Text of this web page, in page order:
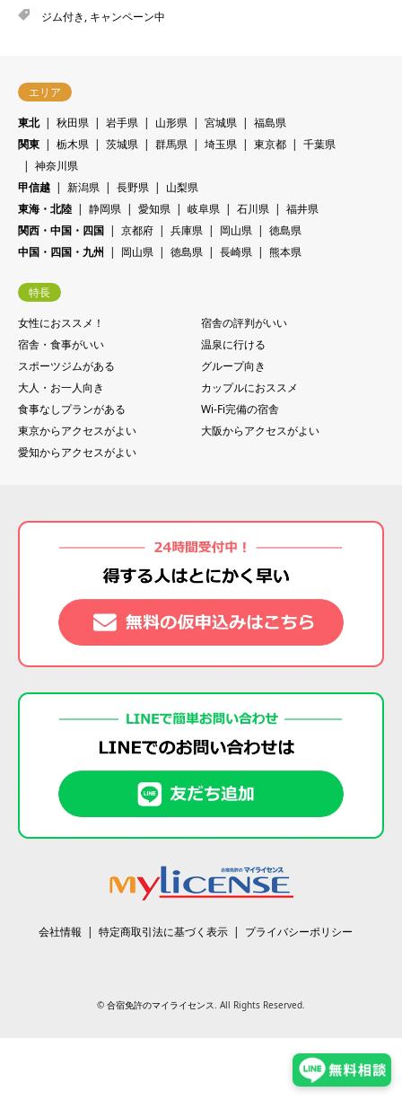
ジム付き, キャンペーン中
エリア
東北
秋田県 岩手県 山形県 宮城県
福島県
関東
栃木県 茨城県 群馬県 埼玉県 東京都
千葉県
神奈川県
甲信越
新潟県 長野県
山梨県
東海・北陸
静岡県 愛知県 岐阜県 石川県
福井県
関西・中国・四国
京都府 兵庫県 岡山県
徳島県
中国・四国・九州
岡山県 徳島県 長崎県 熊本県
特長
女性におススメ！
宿舎の評判がいい
宿舎・食事がいい
温泉に行ける
スポーツジムがある
グループ向き
大人・お一人向き
カップルにおススメ
食事なしプランがある
Wi-Fi完備の宿舎
東京からアクセスがよい
大阪からアクセスがよい
愛知からアクセスがよい
会社情報 特定商取引法に基づく表示 プライバシーポリシー
© 合宿免許のマイライセンス . All Rights Reserved.